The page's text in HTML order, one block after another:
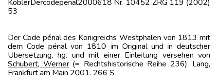
KöblerDercodepénal2000618 Nr. 10452 ZRG 119 (2002)
53
Der Code pénal des Königreichs Westphalen von 1813 mit
dem Code pénal von 1810 im Original und in deutscher
Übersetzung, hg. und mit einer Einleitung versehen von
Schubert, Werner(= Rechtshistorische Reihe 236). Lang,
Frankfurt am Main 2001. 266 S.